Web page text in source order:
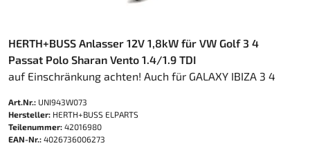
HERTH+BUSS Anlasser 12V 1,8kW für VW Golf 3 4
Passat Polo Sharan Vento 1.4/1.9 TDI
auf Einschränkung achten! Auch für GALAXY IBIZA 3 4
Art.Nr.: UNI943W073
Hersteller: HERTH+BUSS ELPARTS
Teilenummer: 42016980
EAN-Nr.: 4026736006273